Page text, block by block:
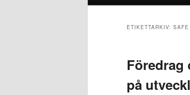
ETIKETTARKIV:
Föredrag
på